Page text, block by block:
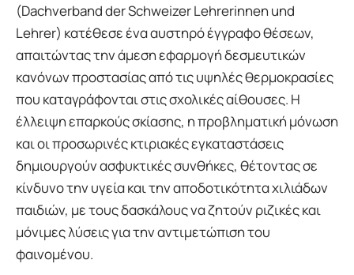
(Dachverband der Schweizer Lehrerinnen und
Lehrer) κατέθεσε ένα αυστηρό έγγραφο θέσεων,
απαιτώντας την άμεση εφαρμογή δεσμευτικών
κανόνων προστασίας από τις υψηλές θερμοκρασίες
που καταγράφονται στις σχολικές αίθουσες. Η
έλλειψη επαρκούς σκίασης, η προβληματική μόνωση
και οι προσωρινές κτιριακές εγκαταστάσεις
δημιουργούν ασφυκτικές συνθήκες, θέτοντας σε
κίνδυνο την υγεία και την αποδοτικότητα χιλιάδων
παιδιών, με τους δασκάλους να ζητούν ριζικές και
μόνιμες λύσεις για την αντιμετώπιση του
φαινομένου.